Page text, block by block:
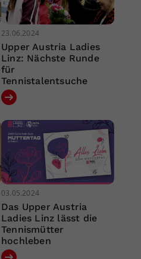
23.06.2024
Upper Austria Ladies
Linz: Nächste Runde
für
Tennistalentsuche
03.05.2024
Das Upper Austria
Ladies Linz lässt die
Tennismütter
hochleben